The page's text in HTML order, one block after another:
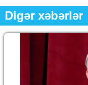
Digər xəbərlər